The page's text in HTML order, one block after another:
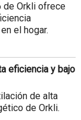
de Orkli ofrece
el hogar.
eficiencia y bajo
de alta
de Orkli.